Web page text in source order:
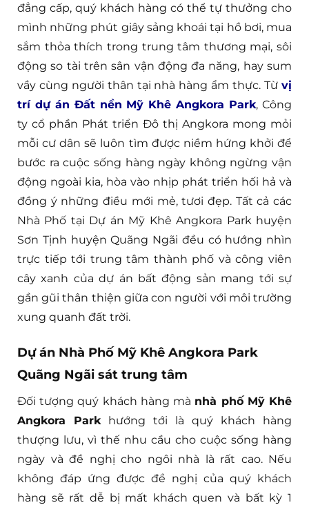
đẳng cấp, quý khách hàng có thể tự thưởng cho
mình những phút giây sảng khoái tại hồ bơi, mua
sắm thỏa thích trong trung tâm thương mại, sôi
động so tài trên sân vận động đa năng, hay sum
vầy cùng người thân tại nhà hàng ẩm thực. Từ vị
trí dự án Đất nền Mỹ Khê Angkora Park, Công
ty cổ phần Phát triển Đô thị Angkora mong mỏi
mỗi cư dân sẽ luôn tìm được niềm hứng khởi để
bước ra cuộc sống hàng ngày không ngừng vận
động ngoài kia, hòa vào nhịp phát triển hối hả và
đồng ý những điều mới mẻ, tươi đẹp. Tất cả các
Nhà Phố tại Dự án Mỹ Khê Angkora Park huyện
Sơn Tịnh huyện Quãng Ngãi đều có hướng nhìn
trực tiếp tới trung tâm thành phố và công viên
cây xanh của dự án bất động sản mang tới sự
gần gũi thân thiện giữa con người với môi trường
xung quanh đất trời.
Dự án Nhà Phố Mỹ Khê Angkora Park
Quãng Ngãi sát trung tâm
Đối tượng quý khách hàng mà nhà phố Mỹ Khê
Angkora Park hướng tới là quý khách hàng
thượng lưu, vì thế nhu cầu cho cuộc sống hàng
ngày và đề nghị cho ngôi nhà là rất cao. Nếu
không đáp ứng được đề nghị của quý khách
hàng sẽ rất dễ bị mất khách quen và bất kỳ 1